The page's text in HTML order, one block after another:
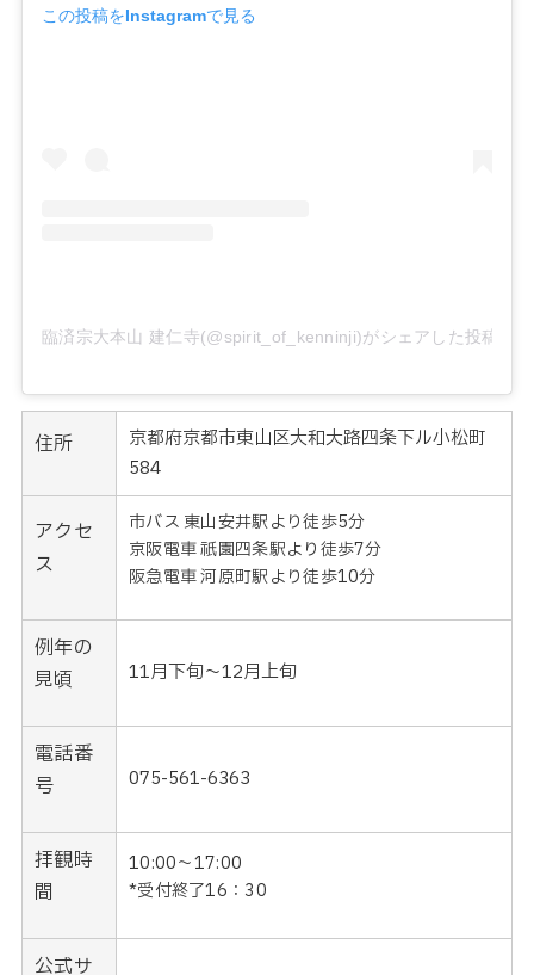
この投稿をInstagramで見る
臨済宗大本山 建仁寺(@spirit_of_kenninji)がシェアした投稿
住所
京都府京都市東山区大和大路四条下ル小松町
584
アクセ
ス
市バス 東山安井駅より徒歩5分
京阪電車 祇園四条駅より徒歩7分
阪急電車 河原町駅より徒歩10分
例年の
見頃
11月下旬〜12月上旬
電話番
号
075-561-6363
拝観時
間
10:00～17:00
*受付終了16：30
公式サ